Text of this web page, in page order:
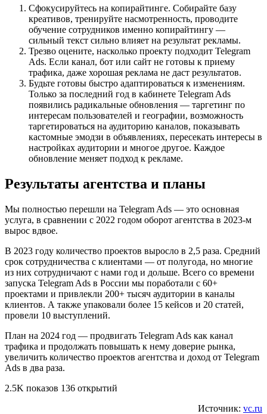
Сфокусируйтесь на копирайтинге. Собирайте базу
креативов, тренируйте насмотренность, проводите
обучение сотрудников именно копирайтингу —
сильный текст сильно влияет на результат рекламы.
Трезво оцените, насколько проекту подходит Telegram
Ads. Если канал, бот или сайт не готовы к приему
трафика, даже хорошая реклама не даст результатов.
Будьте готовы быстро адаптироваться к изменениям.
Только за последний год в кабинете Telegram Ads
появились радикальные обновления — таргетинг по
интересам пользователей и географии, возможность
таргетироваться на аудиторию каналов, показывать
кастомные эмодзи в объявлениях, пересекать интересы в
настройках аудитории и многое другое. Каждое
обновление меняет подход к рекламе.
Результаты агентства и планы
Мы полностью перешли на Telegram Ads — это основная
услуга, в сравнении c 2022 годом оборот агентства в 2023-м
вырос вдвое.
В 2023 году количество проектов выросло в 2,5 раза. Средний
срок сотрудничества с клиентами — от полугода, но многие
из них сотрудничают с нами год и дольше. Всего со времени
запуска Telegram Ads в России мы поработали с 60+
проектами и привлекли 200+ тысяч аудитории в каналы
клиентов. А также упаковали более 15 кейсов и 20 статей,
провели 10 выступлений.
План на 2024 год — продвигать Telegram Ads как канал
трафика и продолжать повышать к нему доверие рынка,
увеличить количество проектов агентства и доход от Telegram
Ads в два раза.
2.5K показов 136 открытий
Источник: vc.ru